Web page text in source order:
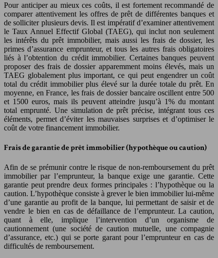
Pour anticiper au mieux ces coûts, il est fortement recommandé de
comparer attentivement les offres de prêt de différentes banques et
de solliciter plusieurs devis. Il est impératif d’examiner attentivement
le Taux Annuel Effectif Global (TAEG), qui inclut non seulement
les intérêts du prêt immobilier, mais aussi les frais de dossier, les
primes d’assurance emprunteur, et tous les autres frais obligatoires
liés à l’obtention du crédit immobilier. Certaines banques peuvent
proposer des frais de dossier apparemment moins élevés, mais un
TAEG globalement plus important, ce qui peut engendrer un coût
total du crédit immobilier plus élevé sur la durée totale du prêt. En
moyenne, en France, les frais de dossier bancaire oscillent entre 500
et 1500 euros, mais ils peuvent atteindre jusqu’à 1% du montant
total emprunté. Une simulation de prêt précise, intégrant tous ces
éléments, permet d’éviter les mauvaises surprises et d’optimiser le
coût de votre financement immobilier.
Frais de garantie de prêt immobilier (hypothèque ou caution)
Afin de se prémunir contre le risque de non-remboursement du prêt
immobilier par l’emprunteur, la banque exige une garantie. Cette
garantie peut prendre deux formes principales : l’hypothèque ou la
caution. L’hypothèque consiste à grever le bien immobilier lui-même
d’une garantie au profit de la banque, lui permettant de saisir et de
vendre le bien en cas de défaillance de l’emprunteur. La caution,
quant à elle, implique l’intervention d’un organisme de
cautionnement (une société de caution mutuelle, une compagnie
d’assurance, etc.) qui se porte garant pour l’emprunteur en cas de
difficultés de remboursement.